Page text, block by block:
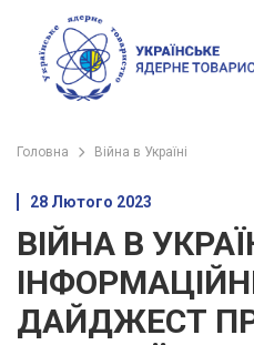
Головна Війна в Україні
28 Лютого 2023
ВІЙНА В
ДАЙДЖЕСТ